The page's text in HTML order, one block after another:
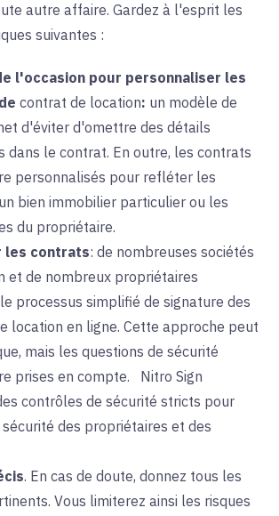
autre affaire. Gardez à l'esprit les
suivantes :
l'occasion pour personnaliser les
contrat de location: un modèle de
d'éviter d'omettre des détails
dans le contrat. En outre, les contrats
personnalisés pour refléter les
bien immobilier particulier ou les
du propriétaire.
les contrats: de nombreuses sociétés
et de nombreux propriétaires
processus simplifié de signature des
location en ligne. Cette approche peut
mais les questions de sécurité
prises en compte.
Nitro Sign
contrôles de sécurité stricts pour
des propriétaires et des
. En cas de doute, donnez tous les
Vous limiterez ainsi les risques